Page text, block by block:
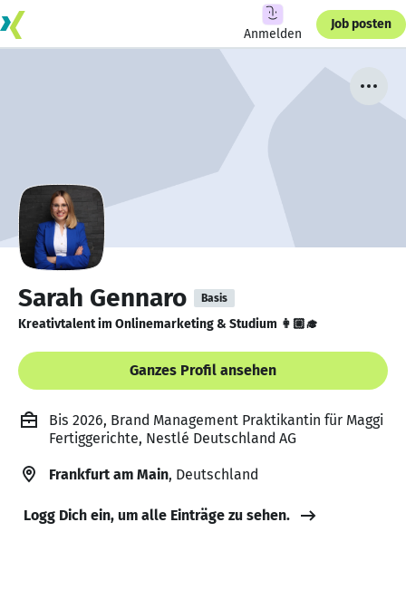
Anmelden
Job posten
Sarah Gennaro Basis
Kreativtalent im Onlinemarketing & Studium 👩🏼‍🎓
Ganzes Profil ansehen
Bis 2026, Brand Management Praktikantin für Maggi
Fertiggerichte, Nestlé Deutschland AG
Frankfurt am Main, Deutschland
Logg Dich ein, um alle Einträge zu sehen.